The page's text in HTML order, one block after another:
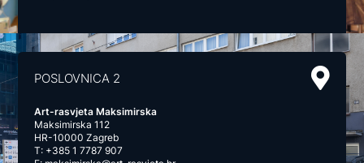
POSLOVNICA 2
Art-rasvjeta Maksimirska
Maksimirska 112
HR-10000 Zagreb
T: +385 1 7787 907